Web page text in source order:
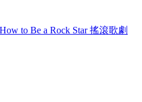
to Be a Rock Star 搖滾歌劇